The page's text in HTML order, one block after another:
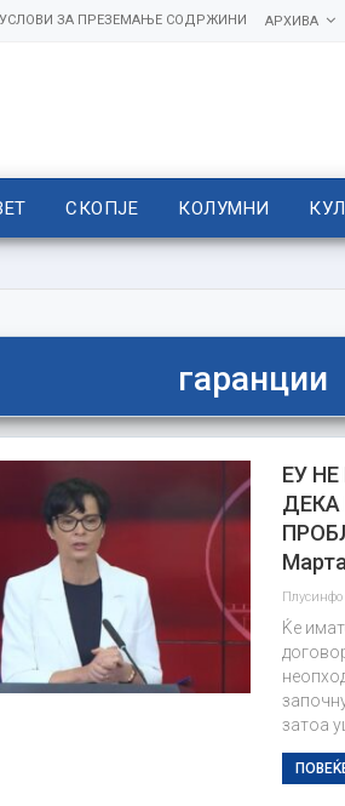
АРХИВА
ЗА ПРЕЗЕМАЊЕ СОДРЖИНИ
СКОПЈЕ КОЛУМНИ
гаранции
ЕУ
Плусинфо
Ќе
затоа